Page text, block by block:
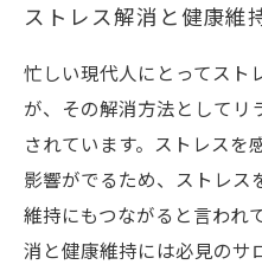
ストレス解消と健康維
忙しい現代人にとってスト
が、その解消方法としてリ
されています。ストレスを
影響がでるため、ストレス
維持にもつながると言われ
消と健康維持には必見のサ